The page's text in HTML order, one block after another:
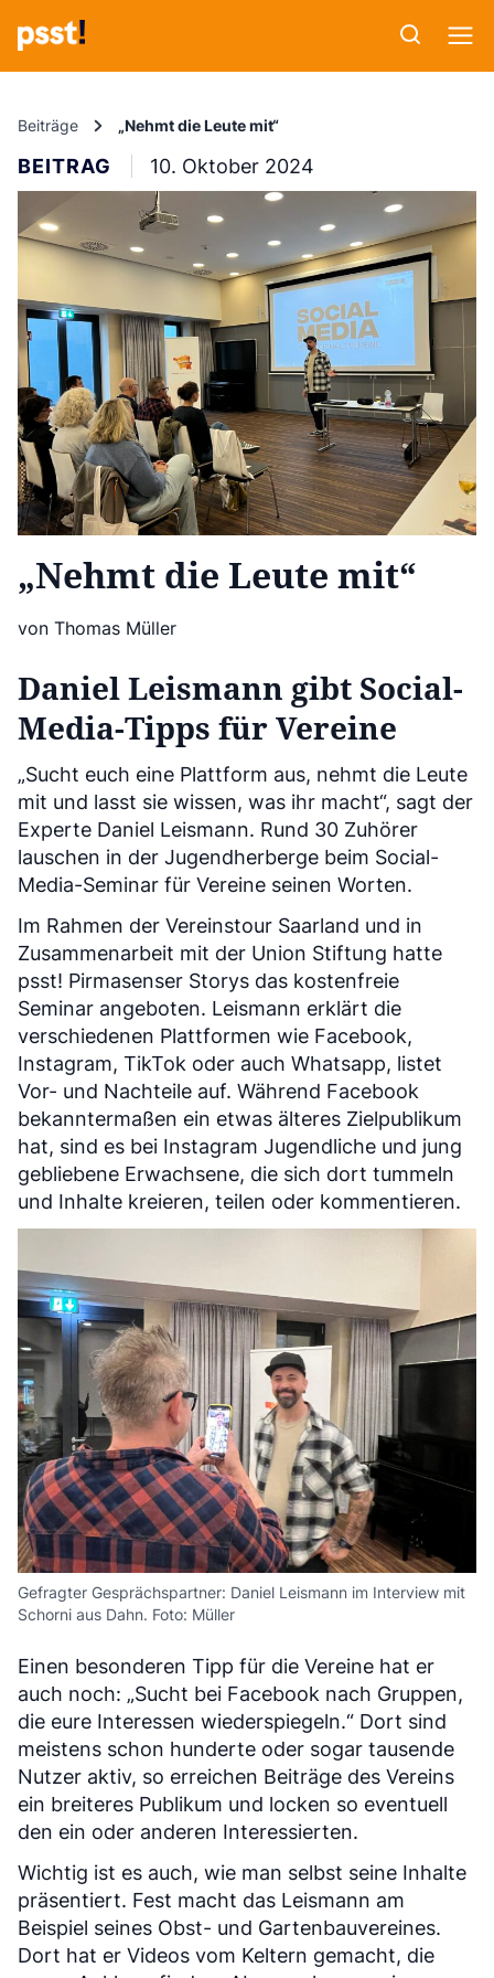
Beiträge „Nehmt die Leute mit“
BEITRAG 10. Oktober 2024
„Nehmt die Leute mit“
von Thomas Müller
Daniel Leismann gibt Social-
Media-Tipps für Vereine
„Sucht euch eine Plattform aus, nehmt die Leute
mit und lasst sie wissen, was ihr macht“, sagt der
Experte Daniel Leismann. Rund 30 Zuhörer
lauschen in der Jugendherberge beim Social-
Media-Seminar für Vereine seinen Worten.
Im Rahmen der Vereinstour Saarland und in
Zusammenarbeit mit der Union Stiftung hatte
psst! Pirmasenser Storys das kostenfreie
Seminar angeboten. Leismann erklärt die
verschiedenen Plattformen wie Facebook,
Instagram, TikTok oder auch Whatsapp, listet
Vor- und Nachteile auf. Während Facebook
bekanntermaßen ein etwas älteres Zielpublikum
hat, sind es bei Instagram Jugendliche und jung
gebliebene Erwachsene, die sich dort tummeln
und Inhalte kreieren, teilen oder kommentieren.
Gefragter Gesprächspartner: Daniel Leismann im Interview mit
Schorni aus Dahn. Foto: Müller
Einen besonderen Tipp für die Vereine hat er
auch noch: „Sucht bei Facebook nach Gruppen,
die eure Interessen wiederspiegeln.“ Dort sind
meistens schon hunderte oder sogar tausende
Nutzer aktiv, so erreichen Beiträge des Vereins
ein breiteres Publikum und locken so eventuell
den ein oder anderen Interessierten.
Wichtig ist es auch, wie man selbst seine Inhalte
präsentiert. Fest macht das Leismann am
Beispiel seines Obst- und Gartenbauvereines.
Dort hat er Videos vom Keltern gemacht, die